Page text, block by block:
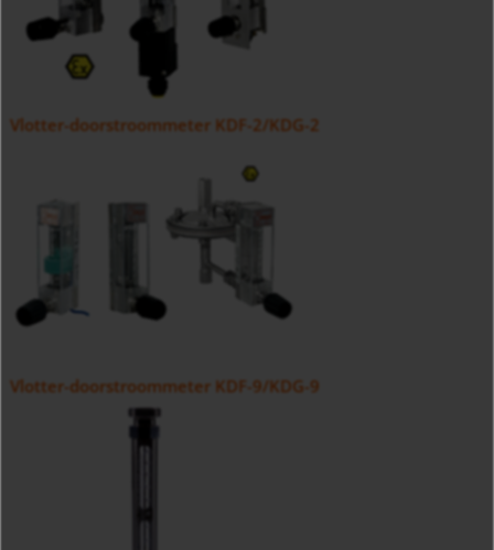
Vlotter-doorstroommeter KDF-2/KDG-2
Vlotter-doorstroommeter KDF-9/KDG-9